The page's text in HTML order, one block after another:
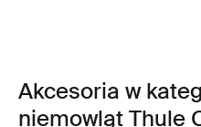
Akcesoria w
niemowląt Thule